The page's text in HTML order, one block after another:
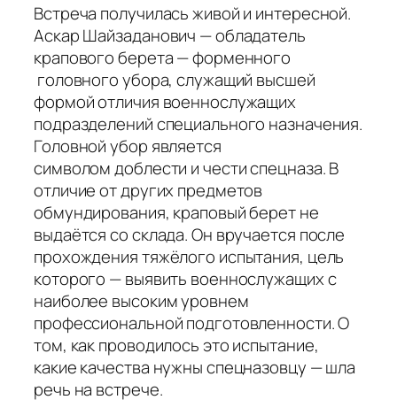
Встреча получилась живой и интересной.
Аскар Шайзаданович — обладатель
крапового берета — форменного
головного убора, служащий высшей
формой отличия военнослужащих
подразделений специального назначения.
Головной убор является
символом доблести и чести спецназа. В
отличие от других предметов
обмундирования, краповый берет не
выдаётся со склада. Он вручается после
прохождения тяжёлого испытания, цель
которого — выявить военнослужащих с
наиболее высоким уровнем
профессиональной подготовленности. О
том, как проводилось это испытание,
какие качества нужны спецназовцу — шла
речь на встрече.